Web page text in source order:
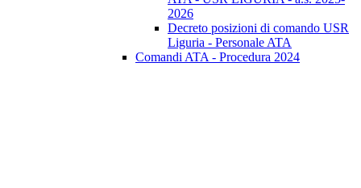
2026
Decreto posizioni di comando USR
Liguria - Personale ATA
Comandi ATA - Procedura 2024